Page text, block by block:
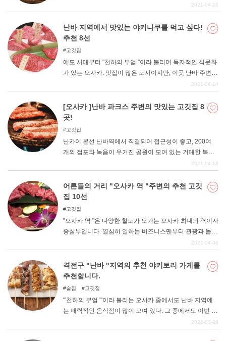
하철 등 접근성도 뛰어나다. 이번 기사에서는 그랑프론트
게마다 분위기와 특징이 다르니, 상황에 맞는 가게를 꼭 선
택해 보세요.
2021-04-20
난바 지역에서 맛있는 야키니쿠를 먹고 싶다!
추천 8선
고깃집
에도 시대부터 "천하의 부엌 "이라 불리며 독자적인 식문화
가 있는 오사카. 맛집이 많은 도시이지만, 이곳 난바 주변에
는 맛있는 음식점이 즐비하다. 이번에는 난바 지역에서 추
저렴하면서도 맛있는 고깃집, 고깃집이라고는 생각되지 않
는 고급스러운 분위기의 가게, 희귀 부위의 호르몬을 취급
하는 가게 등 8곳의 추천 가게를 소개한다. 꼭 마음에 드는
2021-04-14
[오사카 ]난바 파크스 주변의 맛있는 고깃집 8
곳!
고깃집
난카이 본선 난바역에서 직결되어 접근성이 좋고, 200여
개의 점포와 녹음이 우거진 공원이 모여 있는 거대한 복합
시설인 난바 파크스. 쇼핑, 영화, 놀이 등으로 난바파크를
나 연인과 함께 고기를 먹으러 가보는 건 어떨까요? 이곳
난바 파크스 주변에는 맛있고 화제가 되고 있는 고깃집이
많이 있습니다. 모두가 좋아하는 불고기. 이번에는 그 중에
2021-04-13
어른들의 거리 "오사카 역 "주변의 추천 고깃
집 10선
고깃집
"오사카 역 "은 다양한 철도가 오가는 오사카 최대의 역이자
중심부입니다. 열심히 일하는 비즈니스맨부터 관광과 놀이
를 위해 방문하는 외국인, 멀리서 온 여행자 등 다양한 사람
한 대도시입니다. 이번 기사에서는 그런 "오사카 역 "주변에
서 야키니쿠를 먹고 싶은 분들을 위해 추천하는 야키니쿠
가게를 소개합니다. 조금 더 고급스럽게 즐기고 싶을 때 갈
2021-04-06
격전구 "난바 "지역의 추천 야키토리 가게를
추천합니다.
술집 고깃집
"'천하의 부엌 "'이라 불리는 오사카 중에서도 난바 지역에
는 매력적인 음식점이 많이 모여 있다. 그 중에서도 이번 기
사에서는 야키토리(닭꼬치) 가게에 대해 소개하고자 한다.
2021-03-29